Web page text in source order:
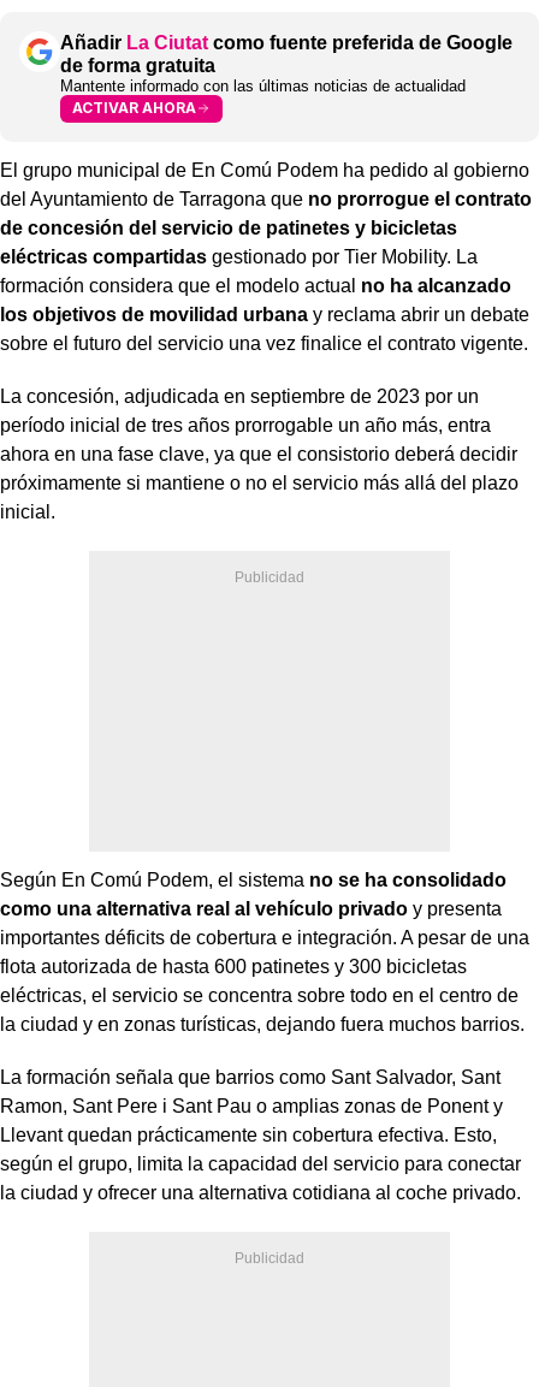
Añadir La Ciutat como fuente preferida de Google
de forma gratuita
Mantente informado con las últimas noticias de actualidad
ACTIVAR AHORA
El grupo municipal de En Comú Podem ha pedido al gobierno
del Ayuntamiento de Tarragona que no prorrogue el contrato
de concesión del servicio de patinetes y bicicletas
eléctricas compartidas gestionado por Tier Mobility. La
formación considera que el modelo actual no ha alcanzado
los objetivos de movilidad urbana y reclama abrir un debate
sobre el futuro del servicio una vez finalice el contrato vigente.
La concesión, adjudicada en septiembre de 2023 por un
período inicial de tres años prorrogable un año más, entra
ahora en una fase clave, ya que el consistorio deberá decidir
próximamente si mantiene o no el servicio más allá del plazo
inicial.
Según En Comú Podem, el sistema no se ha consolidado
como una alternativa real al vehículo privado y presenta
importantes déficits de cobertura e integración. A pesar de una
flota autorizada de hasta 600 patinetes y 300 bicicletas
eléctricas, el servicio se concentra sobre todo en el centro de
la ciudad y en zonas turísticas, dejando fuera muchos barrios.
La formación señala que barrios como Sant Salvador, Sant
Ramon, Sant Pere i Sant Pau o amplias zonas de Ponent y
Llevant quedan prácticamente sin cobertura efectiva. Esto,
según el grupo, limita la capacidad del servicio para conectar
la ciudad y ofrecer una alternativa cotidiana al coche privado.